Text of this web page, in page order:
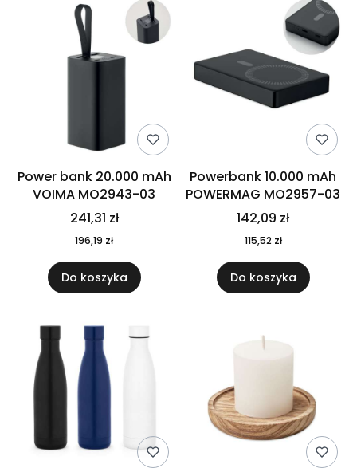
Power bank 20.000 mAh
VOIMA MO2943-03
241,31 zł
196,19 zł
Do koszyka
Powerbank 10.000 mAh
POWERMAG MO2957-03
142,09 zł
115,52 zł
Do koszyka